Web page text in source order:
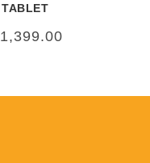
TABLET
1,399.00